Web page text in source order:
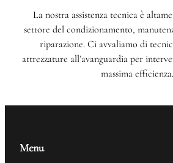
La nostra assistenza tecnica è
settore del condizionamento,
riparazione. Ci avvaliamo di
attrezzature all’avanguardia per
massima efficienza.
Menu